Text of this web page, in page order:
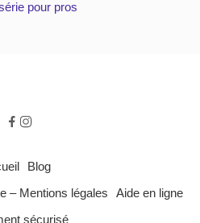
pour pros
Blog
– Mentions légales Aide en ligne
sécurisé